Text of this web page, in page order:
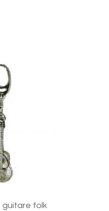
guitare folk